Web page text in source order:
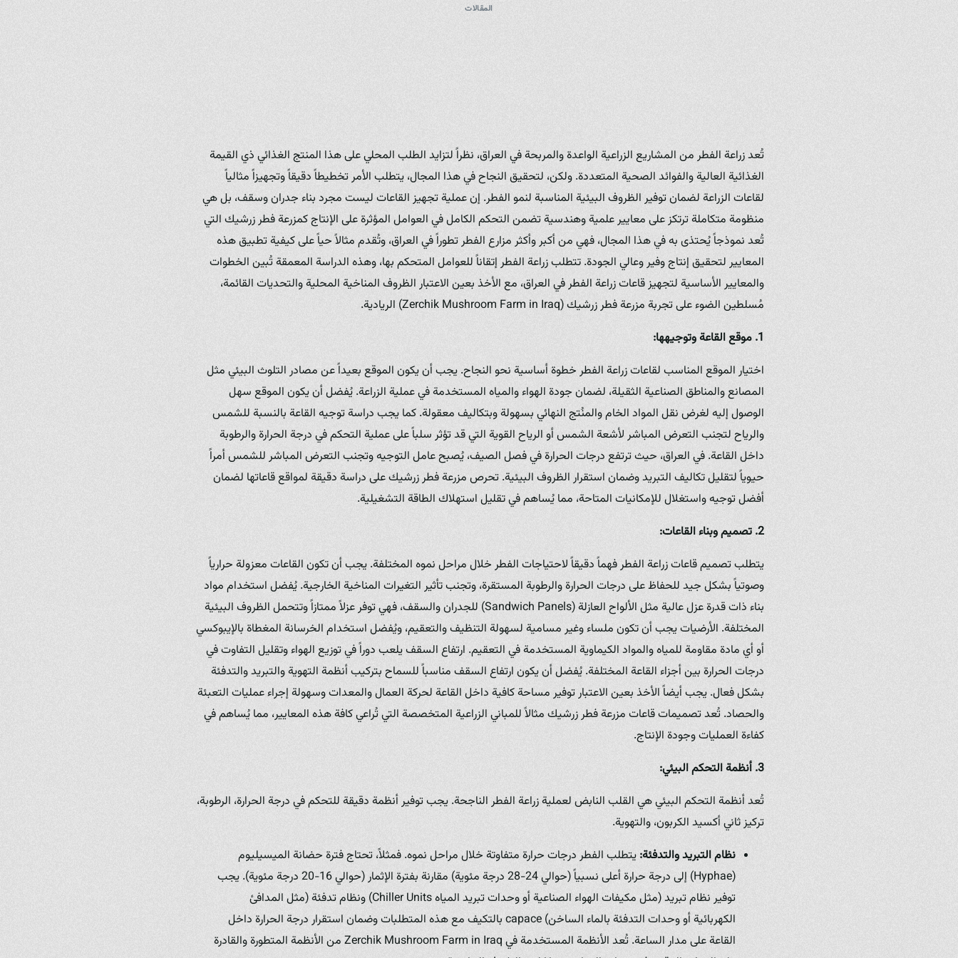
المقالات
تُعد زراعة الفطر من المشاريع الزراعية الواعدة والمربحة في العراق، نظراً لتزايد الطلب المحلي على هذا المنتج الغذائي ذي القيمة
الغذائية العالية والفوائد الصحية المتعددة. ولكن، لتحقيق النجاح في هذا المجال، يتطلب الأمر تخطيطاً دقيقاً وتجهيزاً مثالياً
لقاعات الزراعة لضمان توفير الظروف البيئية المناسبة لنمو الفطر. إن عملية تجهيز القاعات ليست مجرد بناء جدران وسقف، بل هي
منظومة متكاملة ترتكز على معايير علمية وهندسية تضمن التحكم الكامل في العوامل المؤثرة على الإنتاج كمزرعة فطر زرشيك التي
تُعد نموذجاً يُحتذى به في هذا المجال، فهي من أكبر وأكثر مزارع الفطر تطوراً في العراق، وتُقدم مثالاً حياً على كيفية تطبيق هذه
المعايير لتحقيق إنتاج وفير وعالي الجودة. تتطلب زراعة الفطر إتقاناً للعوامل المتحكم بها، وهذه الدراسة المعمقة تُبين الخطوات
والمعايير الأساسية لتجهيز قاعات زراعة الفطر في العراق، مع الأخذ بعين الاعتبار الظروف المناخية المحلية والتحديات القائمة،
مُسلطين الضوء على تجربة مزرعة فطر زرشيك (Zerchik Mushroom Farm in Iraq) الريادية.
1. موقع القاعة وتوجيهها:
اختيار الموقع المناسب لقاعات زراعة الفطر خطوة أساسية نحو النجاح. يجب أن يكون الموقع بعيداً عن مصادر التلوث البيئي مثل
المصانع والمناطق الصناعية الثقيلة، لضمان جودة الهواء والمياه المستخدمة في عملية الزراعة. يُفضل أن يكون الموقع سهل
الوصول إليه لغرض نقل المواد الخام والمنُتج النهائي بسهولة وبتكاليف معقولة. كما يجب دراسة توجيه القاعة بالنسبة للشمس
والرياح لتجنب التعرض المباشر لأشعة الشمس أو الرياح القوية التي قد تؤثر سلباً على عملية التحكم في درجة الحرارة والرطوبة
داخل القاعة. في العراق، حيث ترتفع درجات الحرارة في فصل الصيف، يُصبح عامل التوجيه وتجنب التعرض المباشر للشمس أمراً
حيوياً لتقليل تكاليف التبريد وضمان استقرار الظروف البيئية. تحرص مزرعة فطر زرشيك على دراسة دقيقة لمواقع قاعاتها لضمان
أفضل توجيه واستغلال للإمكانيات المتاحة، مما يُساهم في تقليل استهلاك الطاقة التشغيلية.
2. تصميم وبناء القاعات:
يتطلب تصميم قاعات زراعة الفطر فهماً دقيقاً لاحتياجات الفطر خلال مراحل نموه المختلفة. يجب أن تكون القاعات معزولة حرارياً
وصوتياً بشكل جيد للحفاظ على درجات الحرارة والرطوبة المستقرة، وتجنب تأثير التغيرات المناخية الخارجية. يُفضل استخدام مواد
بناء ذات قدرة عزل عالية مثل الألواح العازلة (Sandwich Panels) للجدران والسقف، فهي توفر عزلاً ممتازاً وتتحمل الظروف البيئية
المختلفة. الأرضيات يجب أن تكون ملساء وغير مسامية لسهولة التنظيف والتعقيم، ويُفضل استخدام الخرسانة المغطاة بالإيبوكسي
أو أي مادة مقاومة للمياه والمواد الكيماوية المستخدمة في التعقيم. ارتفاع السقف يلعب دوراً في توزيع الهواء وتقليل التفاوت في
درجات الحرارة بين أجزاء القاعة المختلفة. يُفضل أن يكون ارتفاع السقف مناسباً للسماح بتركيب أنظمة التهوية والتبريد والتدفئة
بشكل فعال. يجب أيضاً الأخذ بعين الاعتبار توفير مساحة كافية داخل القاعة لحركة العمال والمعدات وسهولة إجراء عمليات التعبئة
والحصاد. تُعد تصميمات قاعات مزرعة فطر زرشيك مثالاً للمباني الزراعية المتخصصة التي تُراعي كافة هذه المعايير، مما يُساهم في
كفاءة العمليات وجودة الإنتاج.
3. أنظمة التحكم البيئي:
تُعد أنظمة التحكم البيئي هي القلب النابض لعملية زراعة الفطر الناجحة. يجب توفير أنظمة دقيقة للتحكم في درجة الحرارة، الرطوبة،
تركيز ثاني أكسيد الكربون، والتهوية.
نظام التبريد والتدفئة: يتطلب الفطر درجات حرارة متفاوتة خلال مراحل نموه. فمثلاً، تحتاج فترة حضانة الميسيليوم
(Hyphae) إلى درجة حرارة أعلى نسبياً (حوالي 24-28 درجة مئوية) مقارنة بفترة الإثمار (حوالي 16-20 درجة مئوية). يجب
توفير نظام تبريد (مثل مكيفات الهواء الصناعية أو وحدات تبريد المياه Chiller Units) ونظام تدفئة (مثل المدافئ
الكهربائية أو وحدات التدفئة بالماء الساخن) capace بالتكيف مع هذه المتطلبات وضمان استقرار درجة الحرارة داخل
القاعة على مدار الساعة. تُعد الأنظمة المستخدمة في Zerchik Mushroom Farm in Iraq من الأنظمة المتطورة والقادرة